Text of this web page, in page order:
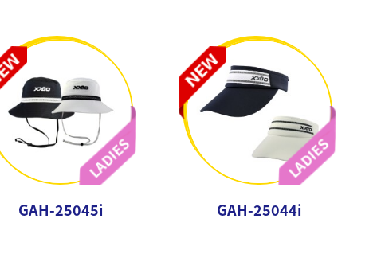
GAH-25045i GAH-25044i